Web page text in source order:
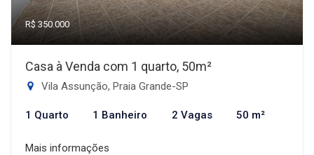
R$ 350.000
Casa à Venda com 1 quarto, 50m²
Vila Assunção, Praia Grande-SP
1 Quarto 1 Banheiro 2 Vagas 50 m²
Mais informações